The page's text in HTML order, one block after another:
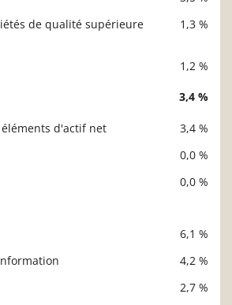
de qualité supérieure
1,3 %
1,2 %
3,4 %
d'actif net
3,4 %
0,0 %
0,0 %
6,1 %
4,2 %
2,7 %